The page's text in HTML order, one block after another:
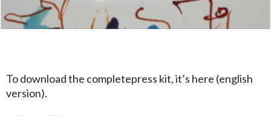
To download the completepress kit, it’s here (english
version).